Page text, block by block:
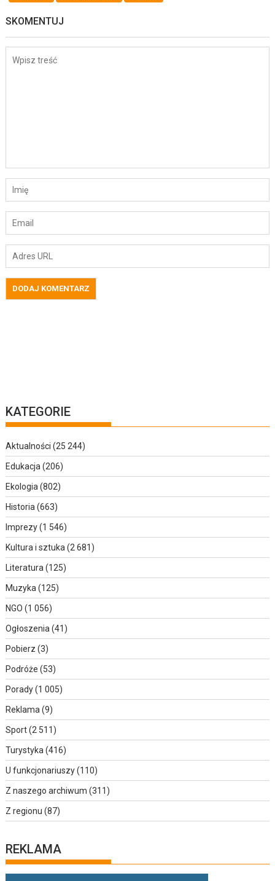
SKOMENTUJ
KATEGORIE
Aktualności (25 244)
Edukacja (206)
Ekologia (802)
Historia (663)
Imprezy(1 546)
Kultura i sztuka (2 681)
Literatura (125)
Muzyka (125)
NGO (1 056)
Ogłoszenia (41)
Pobierz (3)
Podróże (53)
Porady(1 005)
Reklama (9)
Sport(2 511)
Turystyka (416)
U funkcjonariuszy(110)
Z naszego archiwum (311)
Z regionu (87)
REKLAMA